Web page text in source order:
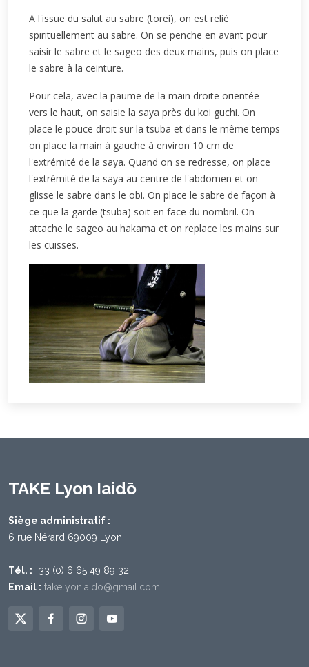
A l'issue du salut au sabre (torei), on est relié
spirituellement au sabre. On se penche en avant pour
saisir le sabre et le sageo des deux mains, puis on place
le sabre à la ceinture.
Pour cela, avec la paume de la main droite orientée
vers le haut, on saisie la saya près du koi guchi. On
place le pouce droit sur la tsuba et dans le même temps
on place la main à gauche à environ 10 cm de
l'extrémité de la saya. Quand on se redresse, on place
l'extrémité de la saya au centre de l'abdomen et on
glisse le sabre dans le obi. On place le sabre de façon à
ce que la garde (tsuba) soit en face du nombril. On
attache le sageo au hakama et on replace les mains sur
les cuisses.
TAKE Lyon Iaidō
Siège administratif :
6 rue Nérard 69009 Lyon
Tél. : +33 (0) 6 65 49 89 32
Email : takelyoniaido@gmail.com